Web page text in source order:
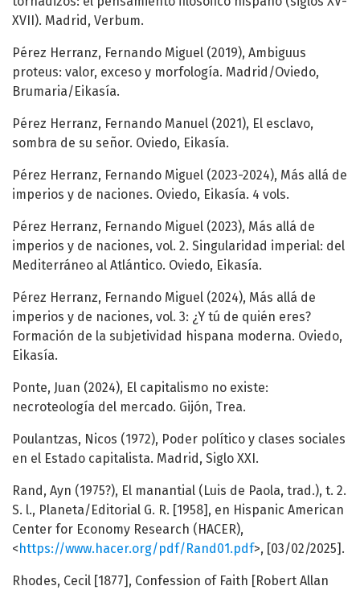
XVII). Madrid, Verbum.
Pérez Herranz, Fernando Miguel (2019), Ambiguus
proteus: valor, exceso y morfología. Madrid/Oviedo,
Brumaria/Eikasía.
Pérez Herranz, Fernando Manuel (2021), El esclavo,
sombra de su señor. Oviedo, Eikasía.
Pérez Herranz, Fernando Miguel (2023-2024), Más allá de
imperios y de naciones. Oviedo, Eikasía. 4 vols.
Pérez Herranz, Fernando Miguel (2023), Más allá de
imperios y de naciones, vol. 2. Singularidad imperial: del
Mediterráneo al Atlántico. Oviedo, Eikasía.
Pérez Herranz, Fernando Miguel (2024), Más allá de
imperios y de naciones, vol. 3: ¿Y tú de quién eres?
Formación de la subjetividad hispana moderna. Oviedo,
Eikasía.
Ponte, Juan (2024), El capitalismo no existe:
necroteología del mercado. Gijón, Trea.
Poulantzas, Nicos (1972), Poder político y clases sociales
en el Estado capitalista. Madrid, Siglo XXI.
Rand, Ayn (1975?), El manantial (Luis de Paola, trad.), t. 2.
S. l., Planeta/Editorial G. R. [1958], en Hispanic American
Center for Economy Research (HACER),
<https://www.hacer.org/pdf/Rand01.pdf>, [03/02/2025].
Rhodes, Cecil [1877], Confession of Faith [Robert Allan